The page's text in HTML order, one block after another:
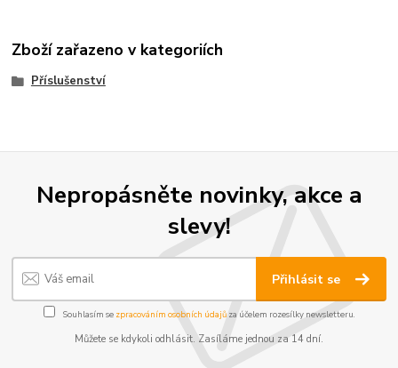
Zboží zařazeno v kategoriích
Příslušenství
Nepropásněte novinky, akce a
slevy!
Přihlásit se
Souhlasím se zpracováním osobních údajůza účelem rozesílky newsletteru.
Můžete se kdykoli odhlásit. Zasíláme jednou za 14 dní.